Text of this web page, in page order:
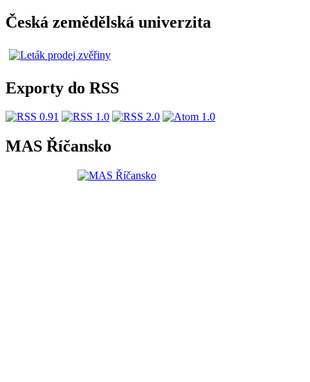
Česká zemědělská univerzita
Exporty do RSS
MAS Říčansko